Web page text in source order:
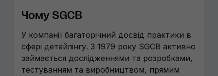
Чому SGCB
У компанії багаторічний досвід практики в
сфері детейлінгу. З 1979 року SGCB активно
займається дослідженнями та розробками,
тестуванням та виробництвом, прямим